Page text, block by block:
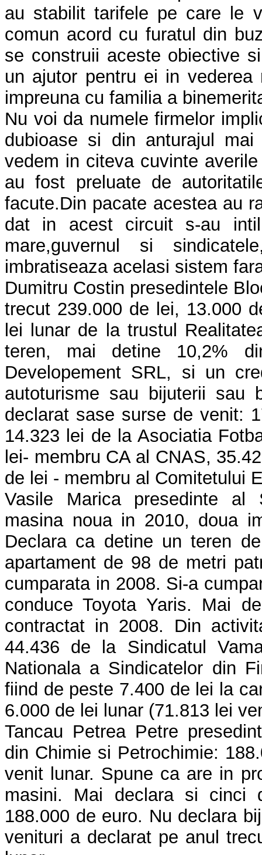
au stabilit tarifele pe care le
comun acord cu furatul din
se construii aceste obiective
un ajutor pentru ei in
impreuna cu familia a
Nu voi da numele firmelor
dubioase si din anturajul mai
vedem in citeva cuvinte
au fost preluate de
facute.Din pacate acestea au
dat in acest circuit s-au
mare,guvernul si
imbratiseaza acelasi sistem
Dumitru Costin presedintele
trecut 239.000 de lei, 13.000
lei lunar de la trustul
teren, mai detine 10,2%
Developement SRL, si un
autoturisme sau bijuterii sau
declarat sase surse de venit:
14.323 lei de la Asociatia
lei- membru CA al CNAS,
de lei - membru al Comitetului
Vasile Marica presedinte al
masina noua in 2010, doua
Declara ca detine un teren
apartament de 98 de metri
cumparata in 2008. Si-a
conduce Toyota Yaris. Mai
contractat in 2008. Din
44.436 de la Sindicatul
Nationala a Sindicatelor din
fiind de peste 7.400 de lei la
6.000 de lei lunar (71.813 lei
Tancau Petrea Petre
din Chimie si Petrochimie:
venit lunar. Spune ca are in
masini. Mai declara si cinci
188.000 de euro. Nu declara
venituri a declarat pe anul